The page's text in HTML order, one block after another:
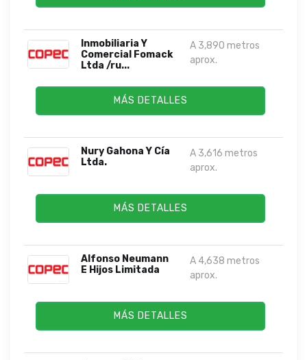
Inmobiliaria Y
Comercial Fomack
Ltda /ru...
A 3,890 metros
aprox.
MÁS DETALLES
Nury Gahona Y Cía
Ltda.
A 3,616 metros
aprox.
MÁS DETALLES
Alfonso Neumann
E Hijos Limitada
A 4,638 metros
aprox.
MÁS DETALLES